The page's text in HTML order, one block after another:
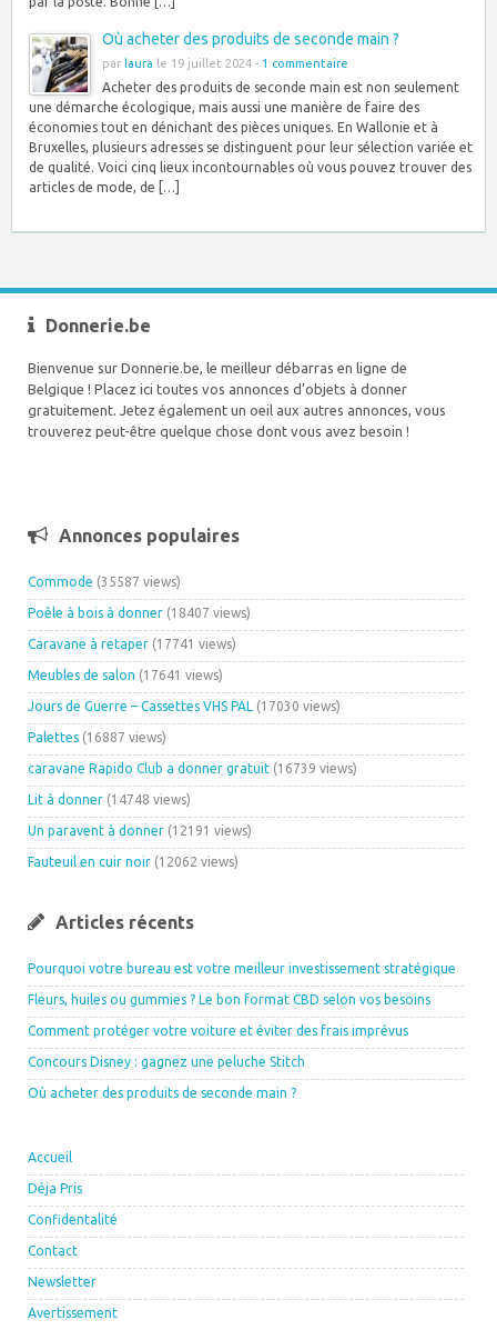
Où acheter des produits de seconde main ?
par laura le 19 juillet 2024 - 1 commentaire
Acheter des produits de seconde main est non seulement
une démarche écologique, mais aussi une manière de faire des
économies tout en dénichant des pièces uniques. En Wallonie et à
Bruxelles, plusieurs adresses se distinguent pour leur sélection variée et
de qualité. Voici cinq lieux incontournables où vous pouvez trouver des
articles de mode, de […]
Donnerie.be
Bienvenue sur Donnerie.be, le meilleur débarras en ligne de
Belgique ! Placez ici toutes vos annonces d’objets à donner
gratuitement. Jetez également un oeil aux autres annonces, vous
trouverez peut-être quelque chose dont vous avez besoin !
Annonces populaires
Commode (35587 views)
Poêle à bois à donner (18407 views)
Caravane à retaper (17741 views)
Meubles de salon (17641 views)
Jours de Guerre – Cassettes VHS PAL (17030 views)
Palettes (16887 views)
caravane Rapido Club a donner gratuit (16739 views)
Lit à donner (14748 views)
Un paravent à donner (12191 views)
Fauteuil en cuir noir (12062 views)
Articles récents
Pourquoi votre bureau est votre meilleur investissement stratégique
Fleurs, huiles ou gummies ? Le bon format CBD selon vos besoins
Comment protéger votre voiture et éviter des frais imprévus
Concours Disney : gagnez une peluche Stitch
Où acheter des produits de seconde main ?
Accueil
Déja Pris
Confidentalité
Contact
Newsletter
Avertissement